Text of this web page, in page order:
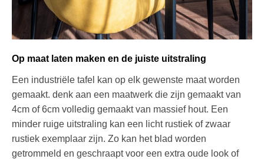
Op maat laten maken en de juiste uitstraling
Een industriële tafel kan op elk gewenste maat worden
gemaakt. denk aan een maatwerk die zijn gemaakt van
4cm of 6cm volledig gemaakt van massief hout. Een
minder ruige uitstraling kan een licht rustiek of zwaar
rustiek exemplaar zijn. Zo kan het blad worden
getrommeld en geschraapt voor een extra oude look of